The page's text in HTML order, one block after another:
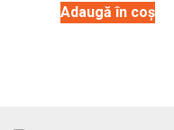
Adaugă în coș